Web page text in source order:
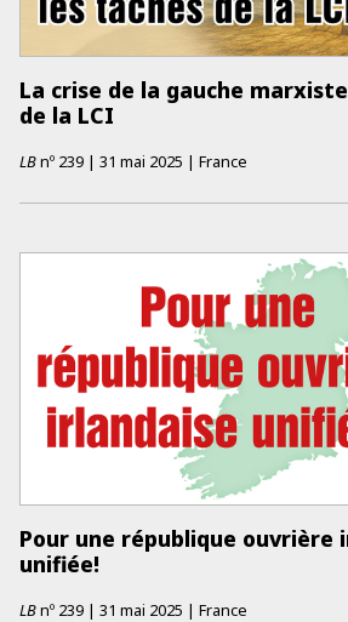
La crise de la gauche
de la LCI
LBnº 239 | 31 mai 2025 | France
Pour une république ouvrière
unifiée!
LBnº 239 | 31 mai 2025 | France